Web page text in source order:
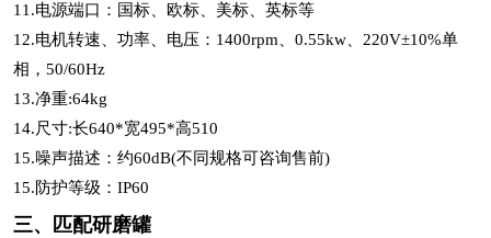
11.电源端口：国标、欧标、美标、英标等
12.电机转速、功率、电压：1400rpm、0.55kw、220V±10%单
相，50/60Hz
13.净重:64kg
14.尺寸:长640*宽495*高510
15.噪声描述：约60dB(不同规格可咨询售前)
15.防护等级：IP60
三、匹配研磨罐